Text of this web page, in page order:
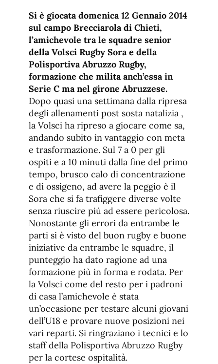
de
fuente
de
fuente.
Si è giocata domenica 12 Gennaio 2014
sul campo Brecciarola di Chieti,
l’amichevole tra le squadre senior
della Volsci Rugby Sora e della
Polisportiva Abruzzo Rugby,
formazione che milita anch’essa in
Serie C ma nel girone Abruzzese.
Dopo quasi una settimana dalla ripresa
degli allenamenti post sosta natalizia ,
la Volsci ha ripreso a giocare come sa,
andando subito in vantaggio con meta
e trasformazione. Sul 7 a 0 per gli
ospiti e a 10 minuti dalla fine del primo
tempo, brusco calo di concentrazione
e di ossigeno, ad avere la peggio è il
Sora che si fa trafiggere diverse volte
senza riuscire più ad essere pericolosa.
Nonostante gli errori da entrambe le
parti si è visto del buon rugby e buone
iniziative da entrambe le squadre, il
punteggio ha dato ragione ad una
formazione più in forma e rodata. Per
la Volsci come del resto per i padroni
di casa l’amichevole è stata
un’occasione per testare alcuni giovani
dell’U18 e provare nuove posizioni nei
vari reparti. Si ringraziano i tecnici e lo
staff della Polisportiva Abruzzo Rugby
per la cortese ospitalità.